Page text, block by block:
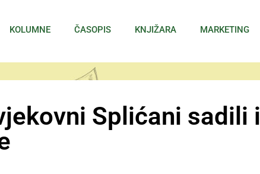
KOLUMNE ČASOPIS KNJIŽARA MARKETING
Splićani sadili i